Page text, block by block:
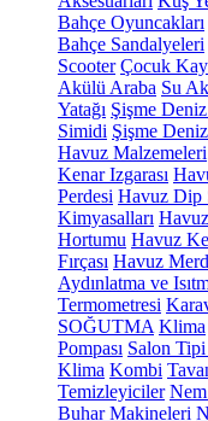
Bahçe Oyuncakları
Bahçe Sandalyeleri
Scooter Çocuk
Akülü Araba Su
Yatağı Şişme
Simidi Şişme
Havuz Malzemeleri
Kenar Izgarası
Perdesi Havuz Dip
Kimyasalları
Hortumu Havuz
Fırçası Havuz
Aydınlatma ve
Termometresi
SOĞUTMA Klima
Pompası Salon
Klima Kombi
Temizleyiciler
Buhar Makineleri